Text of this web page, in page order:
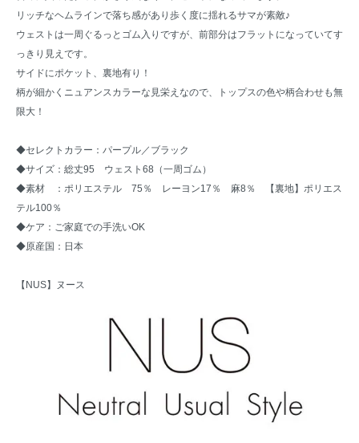
リッチなヘムラインで落ち感があり歩く度に揺れるサマが素敵♪
ウェストは一周ぐるっとゴム入りですが、前部分はフラットになっていてす
っきり見えです。
サイドにポケット、裏地有り！
柄が細かくニュアンスカラーな見栄えなので、トップスの色や柄合わせも無
限大！
◆セレクトカラー：パープル／ブラック
◆サイズ：総丈95 ウェスト68（一周ゴム）
◆素材 ：ポリエステル 75％ レーヨン17％ 麻8％ 【裏地】ポリエス
テル100％
◆ケア：ご家庭での手洗いOK
◆原産国：日本
【NUS】ヌース